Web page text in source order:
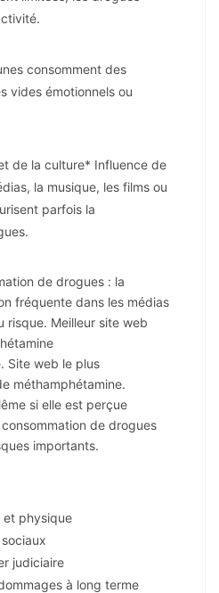
consomment des
vides émotionnels ou
de la culture* Influence de
la musique, les films ou
parfois la
de drogues : la
fréquente dans les médias
risque. Meilleur site web
Site web le plus
méthamphétamine.
si elle est perçue
de drogues
importants.
et physique
judiciaire
à long terme